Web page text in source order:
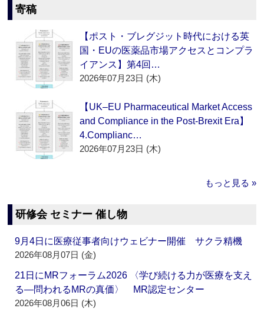
寄稿
【ポスト・ブレグジット時代における英
国・EUの医薬品市場アクセスとコンプラ
イアンス】第4回…
2026年07月23日 (木)
【UK–EU Pharmaceutical Market Access
and Compliance in the Post-Brexit Era】
4.Complianc…
2026年07月23日 (木)
もっと見る »
研修会 セミナー 催し物
9月4日に医療従事者向けウェビナー開催 サクラ精機
2026年08月07日 (金)
21日にMRフォーラム2026 〈学び続ける力が医療を支え
る―問われるMRの真価〉 MR認定センター
2026年08月06日 (木)